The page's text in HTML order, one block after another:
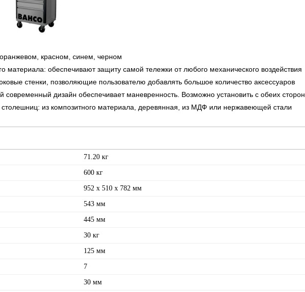
красном, синем, черном
материала: обеспечивают защиту самой тележки от любого механического воздействия
стенки, позволяющие пользователю добавлять большое количество аксессуаров
современный дизайн обеспечивает маневренность. Возможно установить с обеих сторон
столешниц: из композитного материала, деревянная, из МДФ или нержавеющей стали
71.20 кг
600 кг
952 x 510 x 782 мм
543 мм
445 мм
30 кг
125 мм
7
30 мм